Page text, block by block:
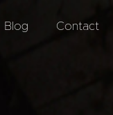
Blog Contact